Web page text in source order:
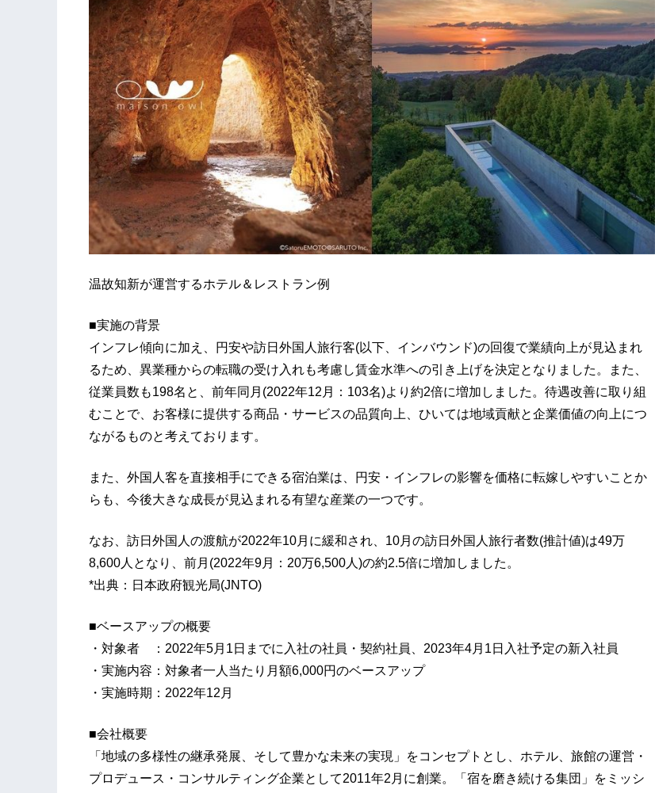
温故知新が運営するホテル＆レストラン例
■実施の背景
インフレ傾向に加え、円安や訪日外国人旅行客(以下、インバウンド)の回復で業績向上が見込まれ
るため、異業種からの転職の受け入れも考慮し賃金水準への引き上げを決定となりました。また、
従業員数も198名と、前年同月(2022年12月：103名)より約2倍に増加しました。待遇改善に取り組
むことで、お客様に提供する商品・サービスの品質向上、ひいては地域貢献と企業価値の向上につ
ながるものと考えております。
また、外国人客を直接相手にできる宿泊業は、円安・インフレの影響を価格に転嫁しやすいことか
らも、今後大きな成長が見込まれる有望な産業の一つです。
なお、訪日外国人の渡航が2022年10月に緩和され、10月の訪日外国人旅行者数(推計値)は49万
8,600人となり、前月(2022年9月：20万6,500人)の約2.5倍に増加しました。
*出典：日本政府観光局(JNTO)
■ベースアップの概要
・対象者 ：2022年5月1日までに入社の社員・契約社員、2023年4月1日入社予定の新入社員
・実施内容：対象者一人当たり月額6,000円のベースアップ
・実施時期：2022年12月
■会社概要
「地域の多様性の継承発展、そして豊かな未来の実現」をコンセプトとし、ホテル、旅館の運営・
プロデュース・コンサルティング企業として2011年2月に創業。「宿を磨き続ける集団」をミッシ